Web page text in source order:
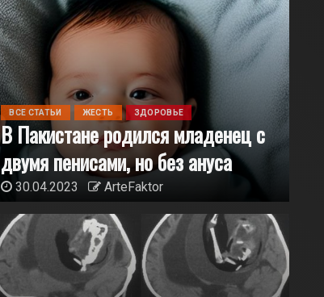
ВСЕ СТАТЬИ ЖЕСТЬ ЗДОРОВЬЕ
В Пакистане родился младенец с
двумя пенисами, но без ануса
30.04.2023 ArteFaktor